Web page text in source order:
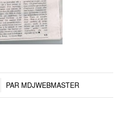
PAR MDJWEBMASTER